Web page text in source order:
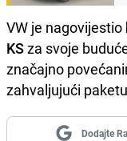
VW je nagovijestio
KSza svoje
značajno
zahvaljujući
Dodajte